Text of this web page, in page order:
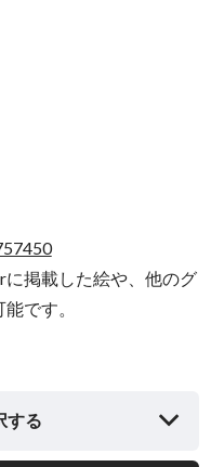
掲載した絵や、他のグ
です。
する